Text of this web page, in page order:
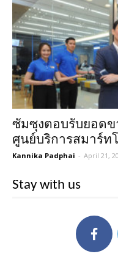
ซัมซุงตอบรับยอดข
ศูนย์บริการสมาร์ท
Kannika Padphai - April 21,
Stay with us